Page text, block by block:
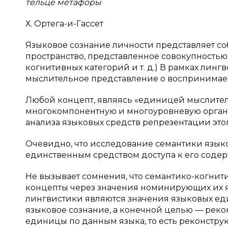
тельце метафоры
Х. Ортега-и-Гассет
Языковое сознание личности
пространство, представленное
когнитивных категорий и т. д.) В рамках
мыслительное представление о
Любой концепт, являясь «единицей
многокомпонентную и многоуровневую
анализа языковых средств репрезентации
Очевидно, что исследование семантики
единственным средством доступа к его
Не вызывает сомнения, что семантико-
концепты через значения номинирующих
лингвистики являются значения языковых
языковое сознание, а конечной целью —
единицы по данным языка, то есть